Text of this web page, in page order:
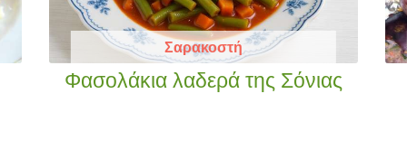
Σαρακοστή
Φασολάκια λαδερά της Σόνιας